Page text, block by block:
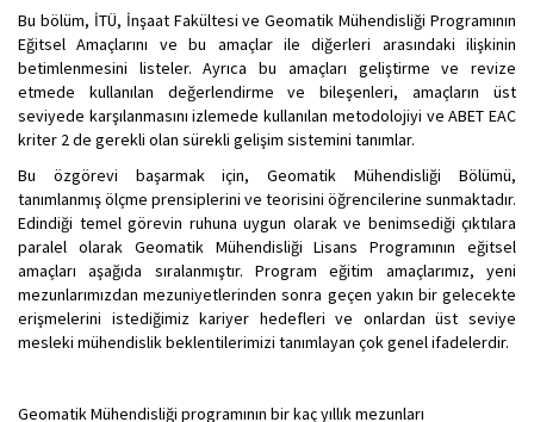
Bu bölüm, İTÜ, İnşaat Fakültesi ve Geomatik Mühendisliği Programının
Eğitsel Amaçlarını ve bu amaçlar ile diğerleri arasındaki ilişkinin
betimlenmesini listeler. Ayrıca bu amaçları geliştirme ve revize
etmede kullanılan değerlendirme ve bileşenleri, amaçların üst
seviyede karşılanmasını izlemede kullanılan metodolojiyi ve ABET EAC
kriter 2 de gerekli olan sürekli gelişim sistemini tanımlar.
Bu özgörevi başarmak için, Geomatik Mühendisliği Bölümü,
tanımlanmış ölçme prensiplerini ve teorisini öğrencilerine sunmaktadır.
Edindiği temel görevin ruhuna uygun olarak ve benimsediği çıktılara
paralel olarak Geomatik Mühendisliği Lisans Programının eğitsel
amaçları aşağıda sıralanmıştır. Program eğitim amaçlarımız, yeni
mezunlarımızdan mezuniyetlerinden sonra geçen yakın bir gelecekte
erişmelerini istediğimiz kariyer hedefleri ve onlardan üst seviye
mesleki mühendislik beklentilerimizi tanımlayan çok genel ifadelerdir.
Geomatik Mühendisliği programının bir kaç yıllık mezunları